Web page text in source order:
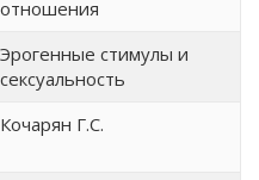
отношения
Эрогенные стимулы и
сексуальность
Кочарян Г.С.